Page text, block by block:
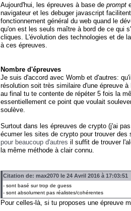
Aujourd'hui, les épreuves à base de prompt
navigateur et les debuger javascript
fonctionnement général du web quand le
qu'on est les seuls maître à bord de ce qui
cliques. L'évolution des technologies et de
à ces épreuves.
Nombre d'épreuves
Je suis d'accord avec Womb et d'autres:
résolution soit très similaire d'une épreuve
au final tu te contente de répéter 5 fois la
essentiellement ce point que voulait
soulève.
Surtout dans les épreuves de crypto (j'ai
écumer les sites de crypto pour trouver
pour beaucoup d'autres il suffit de trouver
la même méthode à clair connu.
Citation de: max2070 le 24 Avril 2016 à 17:03:51
- sont basé sur trop de guess
- sont absolument pas réalistes/cohérentes
Pour celles-là, si tu proposes une épreuve